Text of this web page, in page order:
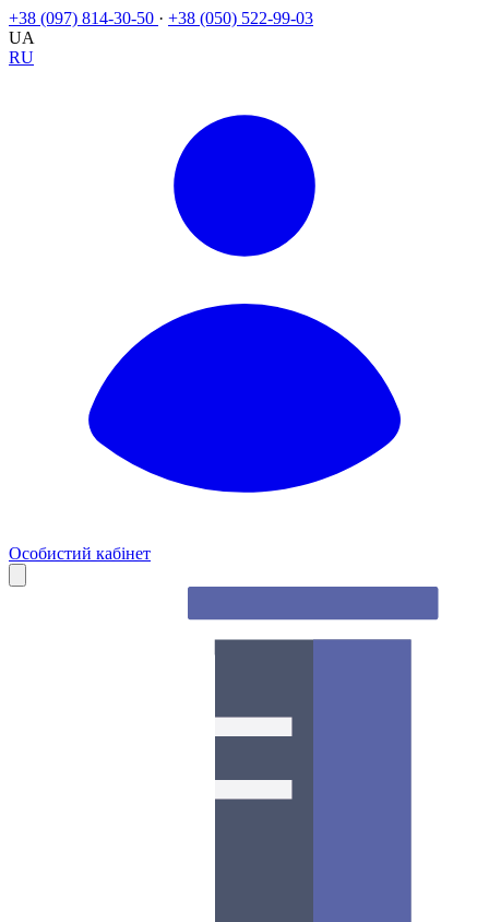
+38 (097) 814-30-50 · +38 (050) 522-99-03
UA
RU
Особистий кабінет